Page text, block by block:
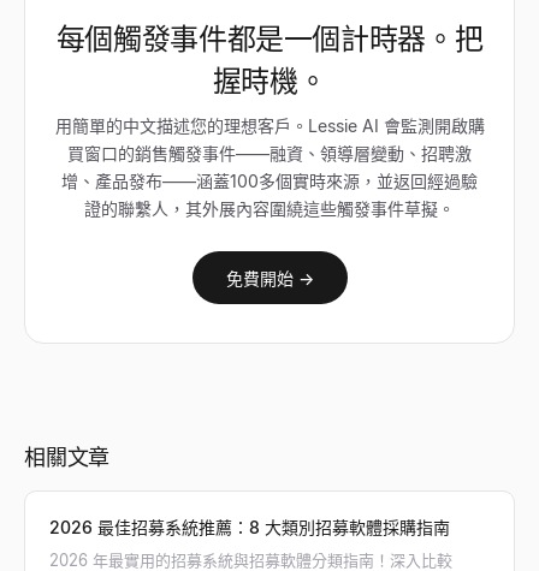
每個觸發事件都是一個計時器。把
握時機。
用簡單的中文描述您的理想客戶。Lessie AI 會監測開啟購
買窗口的銷售觸發事件——融資、領導層變動、招聘激
增、產品發布——涵蓋100多個實時來源，並返回經過驗
證的聯繫人，其外展內容圍繞這些觸發事件草擬。
免費開始 →
相關文章
2026 最佳招募系統推薦：8 大類別招募軟體採購指南
2026 年最實用的招募系統與招募軟體分類指南！深入比較